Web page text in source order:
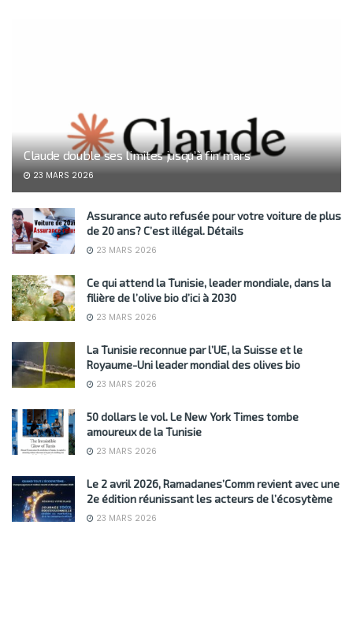
Claude double ses limites jusqu’à fin mars
23 MARS 2026
Assurance auto refusée pour votre voiture de plus
de 20 ans? C’est illégal. Détails
23 MARS 2026
Ce qui attend la Tunisie, leader mondiale, dans la
filière de l’olive bio d’ici à 2030
23 MARS 2026
La Tunisie reconnue par l’UE, la Suisse et le
Royaume-Uni leader mondial des olives bio
23 MARS 2026
50 dollars le vol. Le New York Times tombe
amoureux de la Tunisie
23 MARS 2026
Le 2 avril 2026, Ramadanes’Comm revient avec une
2e édition réunissant les acteurs de l’écosytème
23 MARS 2026